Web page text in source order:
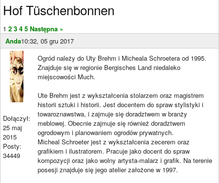
Hof Tüschenbonnen
1 2 3 4 5 Następna »
Anda10:32, 05 gru 2017
Dołączył:
25 maj
2015
Posty:
34449
Ogród należy do Uty Brehm i Micheala Schroetera od 1995.
Znajduje się w regionie Bergisches Land niedaleko
miejscowości Much.
Ute Brehm jest z wykształcenia stolarzem oraz magistrem
historii sztuki i historii. Jest docentem do spraw stylistyki i
towaroznawstwa, i zajmuje się doradztwem w branży
meblowej. Obecnie zajmuje się również doradztwem
ogrodowym i planowaniem ogrodów prywatnych.
Micheal Schroeter jest z wykształcenia zecerem oraz
grafikiem i ilustratorem. Pracuje jako docent do spraw
kompozycji oraz jako wolny artysta-malarz i grafik. Na terenie
posesji znajduje się jego atelier założone w 1997.